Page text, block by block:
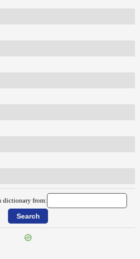
dictionary from: